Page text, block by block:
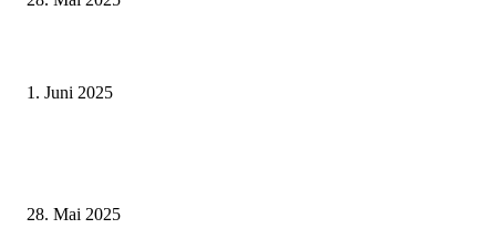
1. Juni 2025
28. Mai 2025